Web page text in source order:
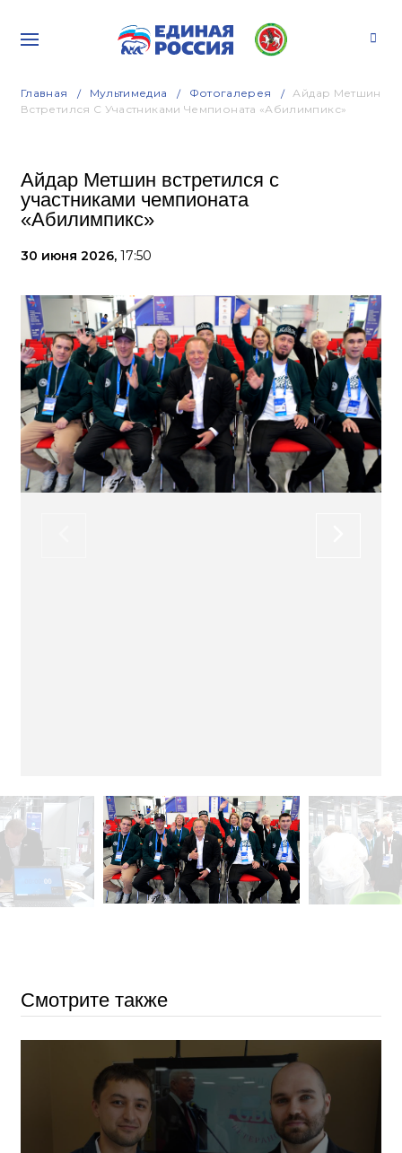
Главная Мультимедиа Фотогалерея
Айдар Метшин
Встретился С Участниками Чемпионата «Абилимпикс»
Айдар Метшин встретился с
участниками чемпионата
«Абилимпикс»
30 июня 2026, 17:50
Смотрите также